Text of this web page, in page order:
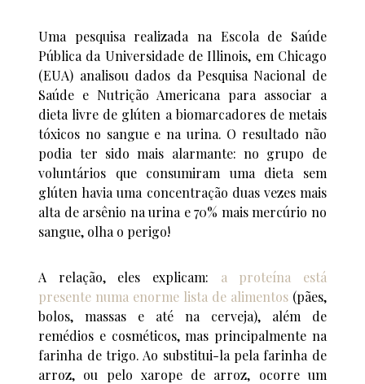
Uma pesquisa realizada na Escola de Saúde
Pública da Universidade de Illinois, em Chicago
(EUA) analisou dados da Pesquisa Nacional de
Saúde e Nutrição Americana para associar a
dieta livre de glúten a biomarcadores de metais
tóxicos no sangue e na urina. O resultado não
podia ter sido mais alarmante: no grupo de
voluntários que consumiram uma dieta sem
glúten havia uma concentração duas vezes mais
alta de arsênio na urina e 70% mais mercúrio no
sangue, olha o perigo!
A relação, eles explicam: a proteína está
presente numa enorme lista de alimentos(pães,
bolos, massas e até na cerveja), além de
remédios e cosméticos, mas principalmente na
farinha de trigo. Ao substitui-la pela farinha de
arroz, ou pelo xarope de arroz, ocorre um